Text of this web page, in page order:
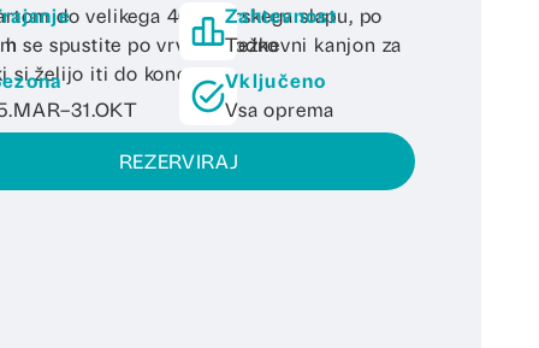
do velikega 40-metrskega slapu, po
se spustite po vrvi. Celodnevni kanjon za
si želijo iti do konca.
h
Zahtevnost
Težko
Vključeno
Vsa oprema
REZERVIRAJ